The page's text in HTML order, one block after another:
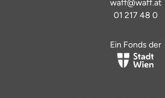
waff@waff.at
01 217 48 0
Ein Fonds der